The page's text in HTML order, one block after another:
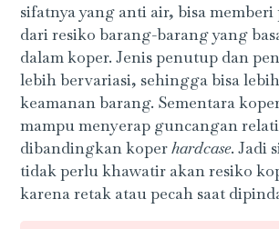
sifatnya yang anti air, bisa
dari resiko barang-barang yang
dalam koper. Jenis penutup dan
lebih bervariasi, sehingga bisa
keamanan barang. Sementara
mampu menyerap guncangan
dibandingkan koperhardcase. Jadi
tidak perlu khawatir akan resiko
karena retak atau pecah saat